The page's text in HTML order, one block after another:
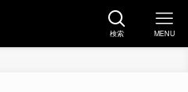
検索 MENU